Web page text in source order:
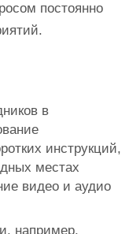
постоянно
в
инструкций,
местах
видео и аудио
например,